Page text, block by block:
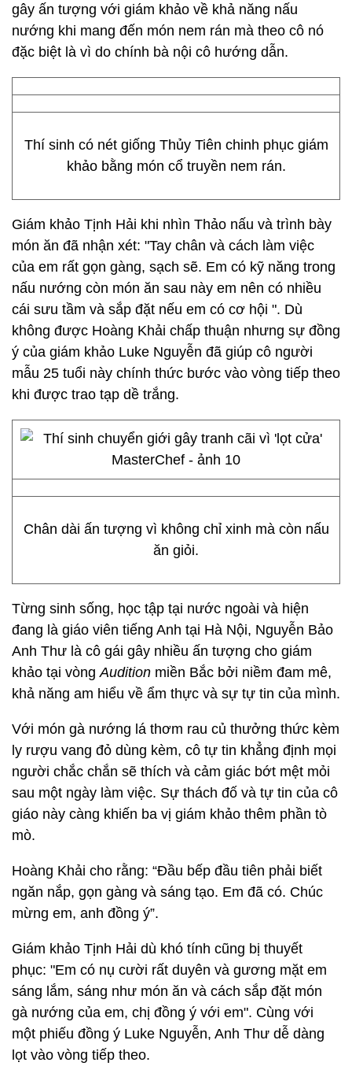
gây ấn tượng với giám khảo về khả năng nấu
nướng khi mang đến món nem rán mà theo cô nó
đặc biệt là vì do chính bà nội cô hướng dẫn.
Thí sinh có nét giống Thủy Tiên chinh phục giám
khảo bằng món cổ truyền nem rán.
Giám khảo Tịnh Hải khi nhìn Thảo nấu và trình bày
món ăn đã nhận xét: "Tay chân và cách làm việc
của em rất gọn gàng, sạch sẽ. Em có kỹ năng trong
nấu nướng còn món ăn sau này em nên có nhiều
cái sưu tầm và sắp đặt nếu em có cơ hội ". Dù
không được Hoàng Khải chấp thuận nhưng sự đồng
ý của giám khảo Luke Nguyễn đã giúp cô người
mẫu 25 tuổi này chính thức bước vào vòng tiếp theo
khi được trao tạp dề trắng.
Chân dài ấn tượng vì không chỉ xinh mà còn nấu
ăn giỏi.
Từng sinh sống, học tập tại nước ngoài và hiện
đang là giáo viên tiếng Anh tại Hà Nội, Nguyễn Bảo
Anh Thư là cô gái gây nhiều ấn tượng cho giám
khảo tại vòngAudition miền Bắc bởi niềm đam mê,
khả năng am hiểu về ẩm thực và sự tự tin của mình.
Với món gà nướng lá thơm rau củ thưởng thức kèm
ly rượu vang đỏ dùng kèm, cô tự tin khẳng định mọi
người chắc chắn sẽ thích và cảm giác bớt mệt mỏi
sau một ngày làm việc. Sự thách đố và tự tin của cô
giáo này càng khiến ba vị giám khảo thêm phần tò
mò.
Hoàng Khải cho rằng: “Đầu bếp đầu tiên phải biết
ngăn nắp, gọn gàng và sáng tạo. Em đã có. Chúc
mừng em, anh đồng ý”.
Giám khảo Tịnh Hải dù khó tính cũng bị thuyết
phục: "Em có nụ cười rất duyên và gương mặt em
sáng lắm, sáng như món ăn và cách sắp đặt món
gà nướng của em, chị đồng ý với em". Cùng với
một phiếu đồng ý Luke Nguyễn, Anh Thư dễ dàng
lọt vào vòng tiếp theo.